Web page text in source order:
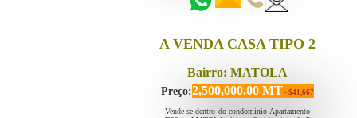
A VENDA CASA TIPO 2
Bairro: MATOLA
Preço:2,500,000.00 MT - $41,667
Vende-se dentro do condominio Apartamento